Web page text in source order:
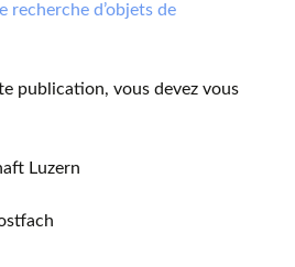
recherche d’objets de
publication, vous devez vous
Luzern